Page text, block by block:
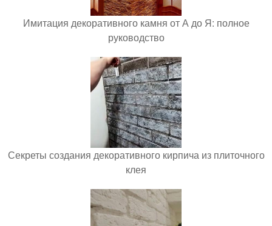
Имитация декоративного камня от А до Я: полное
руководство
Секреты создания декоративного кирпича из плиточного
клея